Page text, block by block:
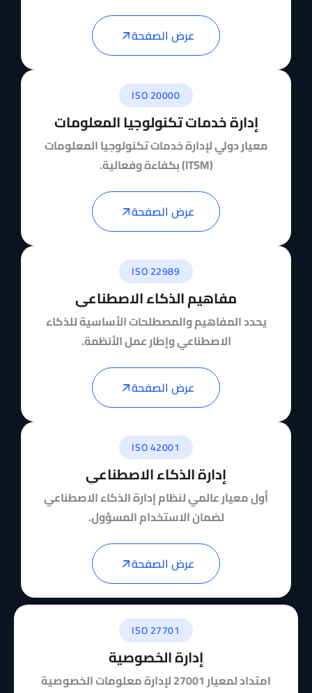
عرض الصفحة
ISO 20000
إدارة خدمات تكنولوجيا المعلومات
معيار دولي لإدارة خدمات تكنولوجيا المعلومات
(ITSM) بكفاءة وفعالية.
عرض الصفحة
ISO 22989
مفاهيم الذكاء الاصطناعي
يحدد المفاهيم والمصطلحات الأساسية للذكاء
الاصطناعي وإطار عمل الأنظمة.
عرض الصفحة
ISO 42001
إدارة الذكاء الاصطناعي
أول معيار عالمي لنظام إدارة الذكاء الاصطناعي
لضمان الاستخدام المسؤول.
عرض الصفحة
ISO 27701
إدارة الخصوصية
امتداد لمعيار 27001 لإدارة معلومات الخصوصية